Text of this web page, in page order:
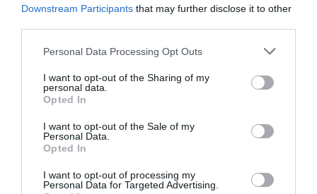
Downstream Participants that may further disclose it to other
Please note that this website/app uses one or more Google
not limited to your visit or usage behaviour. You may click to
grant or deny consent to Google and its third-party tags to
use your data for below specified purposes in below Google
consent section.
Personal Data Processing Opt Outs
I want to opt-out of the Sharing of my
personal data.
Opted In
I want to opt-out of the Sale of my
Personal Data.
Opted In
I want to opt-out of processing my
Personal Data for Targeted Advertising.
Σίμος Κεδίκογλου: Η κίνηση του
07.08.2026 | 09:45
Ιός Δυτικού Νείλου: 65 κρούσματα
στην Ελλάδα – Έξι νεκροί και 20
07.08.2026 | 09:30
Συνελήφθη μία 63χρονη γυναίκα
Ιός Δυτικού Νείλου: 65
Εορτολόγιο: Ποιοι